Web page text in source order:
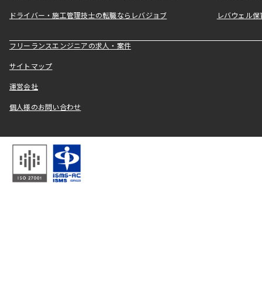
ドライバー・施工管理技士の転職ならレバジョブ レバウェル
フリーランスエンジニアの求人・案件
サイトマップ
運営会社
個人様のお問い合わせ